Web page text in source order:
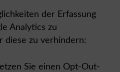
der Erfassung
Analytics zu
diese zu verhindern:
Sie einen Opt-Out-